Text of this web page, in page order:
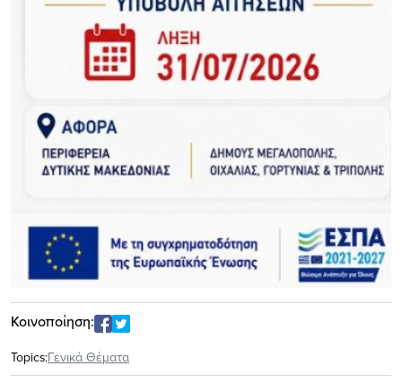
Κοινοποίηση:
Topics:Γενικά Θέματα